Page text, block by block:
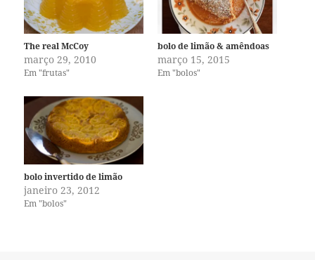
The real McCoy
março 29, 2010
Em "frutas"
bolo de limão & amêndoas
março 15, 2015
Em "bolos"
bolo invertido de limão
janeiro 23, 2012
Em "bolos"